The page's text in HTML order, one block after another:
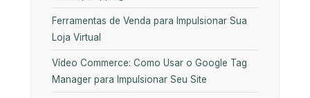
Ferramentas de Venda para Impulsionar Sua
Loja Virtual
Vídeo Commerce: Como Usar o Google Tag
Manager para Impulsionar Seu Site